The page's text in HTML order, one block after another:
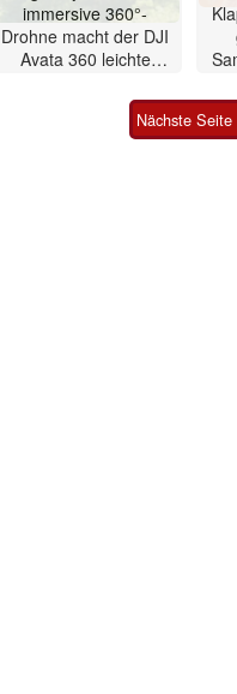
immersive 360°-
Drohne macht der DJI
Avata 360 leichte
Nächste Seite